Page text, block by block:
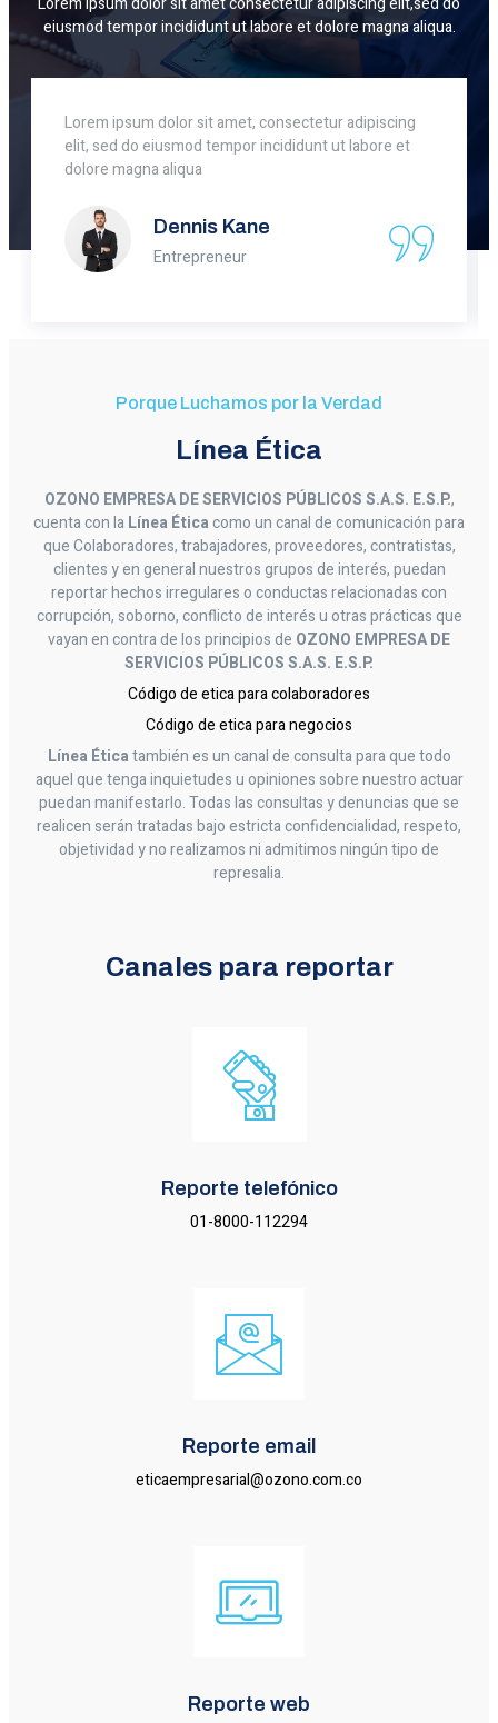
eiusmod tempor incididunt ut labore et dolore magna aliqua.
Lorem ipsum dolor sit amet, consectetur adipiscing
elit, sed do eiusmod tempor incididunt ut labore et
dolore magna aliqua
Dennis Kane
Entrepreneur
Porque Luchamos por la Verdad
Línea Ética
OZONO EMPRESA DE SERVICIOS PÚBLICOS S.A.S. E.S.P.,
cuenta con laLínea Éticacomo un canal de comunicación para
que Colaboradores, trabajadores, proveedores, contratistas,
clientes y en general nuestros grupos de interés, puedan
reportar hechos irregulares o conductas relacionadas con
corrupción, soborno, conflicto de interés u otras prácticas que
vayan en contra de los principios de OZONO EMPRESA DE
SERVICIOS PÚBLICOS S.A.S. E.S.P.
Código de etica para colaboradores
Código de etica para negocios
Línea Éticatambién es un canal de consulta para que todo
aquel que tenga inquietudes u opiniones sobre nuestro actuar
puedan manifestarlo. Todas las consultas y denuncias que se
realicen serán tratadas bajo estricta confidencialidad, respeto,
objetividad y no realizamos ni admitimos ningún tipo de
represalia.
Canales para reportar
Reporte telefónico
01-8000-112294
Reporte email
eticaempresarial@ozono.com.co
Reporte web